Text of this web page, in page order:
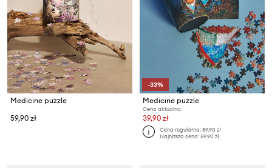
Medicine puzzle
59,90 zł
-33%
Medicine puzzle
Cena aktualna:
39,90 zł
Cena regularna:59,90 zł
Najniższa cena:59,90 zł